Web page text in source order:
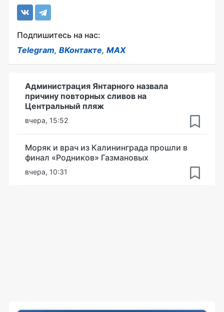
Подпишитесь на нас:
Telegram, ВКонтакте, MAX
Администрация Янтарного назвала
причину повторных сливов на
Центральный пляж
вчера, 15:52
Моряк и врач из Калининграда прошли в
финал «Родников» Газмановых
вчера, 10:31